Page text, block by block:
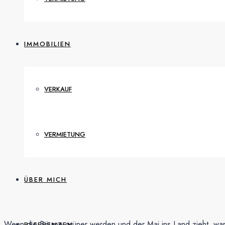
IMMOBILIEN
VERKAUF
VERMIETUNG
ÜBER MICH